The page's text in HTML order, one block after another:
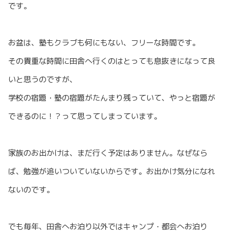
です。
お盆は、塾もクラブも何にもない、フリーな時間です。
その貴重な時間に田舎へ行くのはとっても息抜きになって良
いと思うのですが、
学校の宿題・塾の宿題がたんまり残っていて、やっと宿題が
できるのに！？って思ってしまっています。
家族のお出かけは、まだ行く予定はありません。なぜなら
ば、勉強が追いついていないからです。お出かけ気分になれ
ないのです。
でも毎年、田舎へお泊り以外ではキャンプ・都会へお泊り